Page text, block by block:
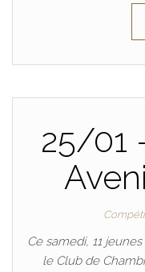
25/01
Ce samedi, 11
le Club de